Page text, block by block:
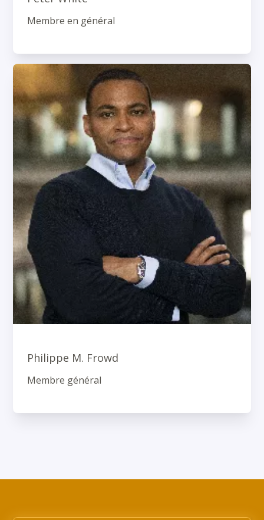
Membre en général
Philippe M. Frowd
Membre général